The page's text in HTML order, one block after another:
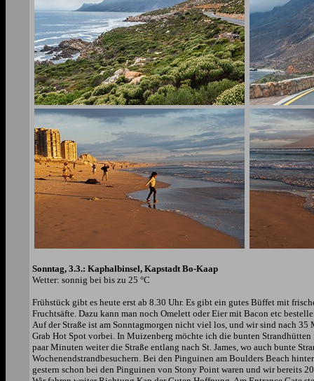
Sonntag, 3.3.: Kaphalbinsel, Kapstadt Bo-Kaap
Wetter: sonnig bei bis zu 25 °C
Frühstück gibt es heute erst ab 8.30 Uhr. Es gibt ein gutes Büffet mit
Fruchtsäfte. Dazu kann man noch Omelett oder Eier mit Bacon etc
Auf der Straße ist am Sonntagmorgen nicht viel los, und wir sind nach
Grab Hot Spot vorbei. In Muizenberg möchte ich die bunten
paar Minuten weiter die Straße entlang nach St. James, wo auch bunte
Wochenendstrandbesuchern. Bei den Pinguinen am Boulders Beach
gestern schon bei den Pinguinen von Stony Point waren und wir bereits